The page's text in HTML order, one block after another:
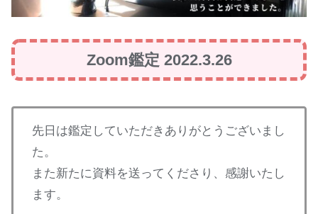
Zoom鑑定 2022.3.26
先日は鑑定していただきありがとうございまし
た。
また新たに資料を送ってくださり、感謝いたし
ます。